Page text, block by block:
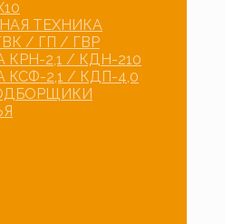
ТЕХНИКА
/ ГП / ГВР
КРН-2,1 / КДН-210
КСФ-2,1 / КДП-4,0